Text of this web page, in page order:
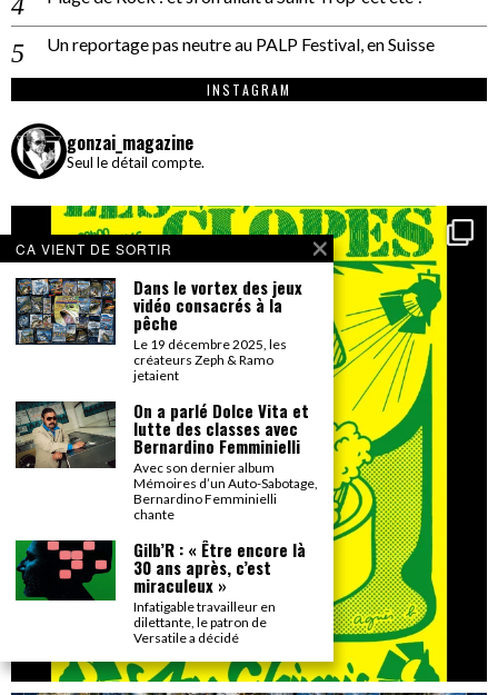
Un reportage pas neutre au PALP Festival, en Suisse
INSTAGRAM
gonzai_magazine
Seul le détail compte.
CA VIENT DE SORTIR
Dans le vortex des jeux
vidéo consacrés à la
pêche
Le 19 décembre 2025, les
créateurs Zeph & Ramo
jetaient
On a parlé Dolce Vita et
lutte des classes avec
Bernardino Femminielli
Avec son dernier album
Mémoires d’un Auto-Sabotage,
Bernardino Femminielli
chante
Gilb’R : « Être encore là
30 ans après, c’est
miraculeux »
Infatigable travailleur en
dilettante, le patron de
Versatile a décidé